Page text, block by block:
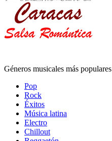
Géneros musicales más populares
Pop
Rock
Éxitos
Música latina
Electro
Chillout